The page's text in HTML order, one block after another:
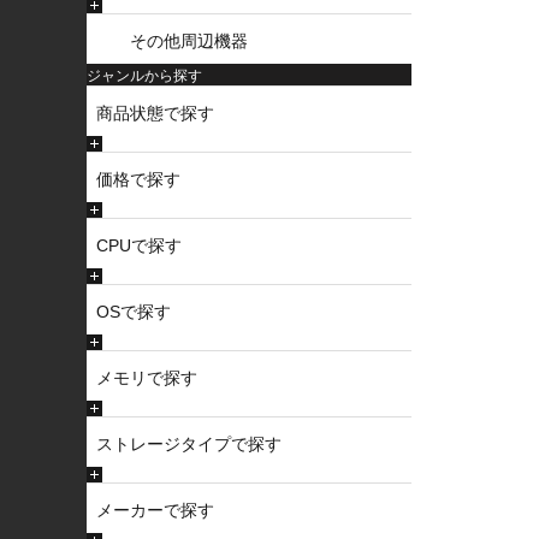
その他周辺機器
ジャンルから探す
商品状態で探す
価格で探す
CPUで探す
OSで探す
メモリで探す
ストレージタイプで探す
メーカーで探す